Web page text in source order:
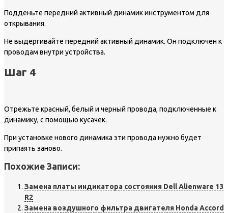
Подденьте передний активный динамик инструментом для
открывания.
Не выдергивайте передний активный динамик. Он подключен к
проводам внутри устройства.
Шаг 4
Отрежьте красный, белый и черный провода, подключенные к
динамику, с помощью кусачек.
При установке нового динамика эти провода нужно будет
припаять заново.
Похожие Записи:
Замена платы индикатора состояния Dell Alienware 13
R2
Замена воздушного фильтра двигателя Honda Accord